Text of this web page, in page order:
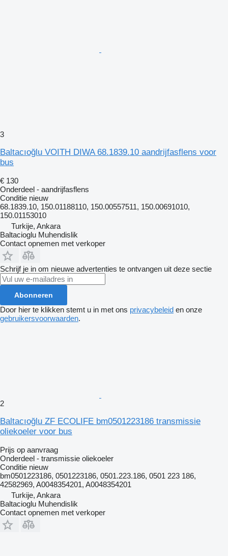
3
Baltacıoğlu VOITH DIWA 68.1839.10 aandrijfasflens voor
bus
€ 130
Onderdeel - aandrijfasflens
Conditie nieuw
68.1839.10, 150.01188110, 150.00557511, 150.00691010,
150.01153010
Turkije, Ankara
Baltacioglu Muhendislik
Contact opnemen met verkoper
Schrijf je in om nieuwe advertenties te ontvangen uit deze sectie
Abonneren
Door hier te klikken stemt u in met ons privacybeleid en onze
gebruikersvoorwaarden.
2
Baltacıoğlu ZF ECOLIFE bm0501223186 transmissie
oliekoeler voor bus
Prijs op aanvraag
Onderdeel - transmissie oliekoeler
Conditie nieuw
bm0501223186, 0501223186, 0501.223.186, 0501 223 186,
42582969, A0048354201, A0048354201
Turkije, Ankara
Baltacioglu Muhendislik
Contact opnemen met verkoper